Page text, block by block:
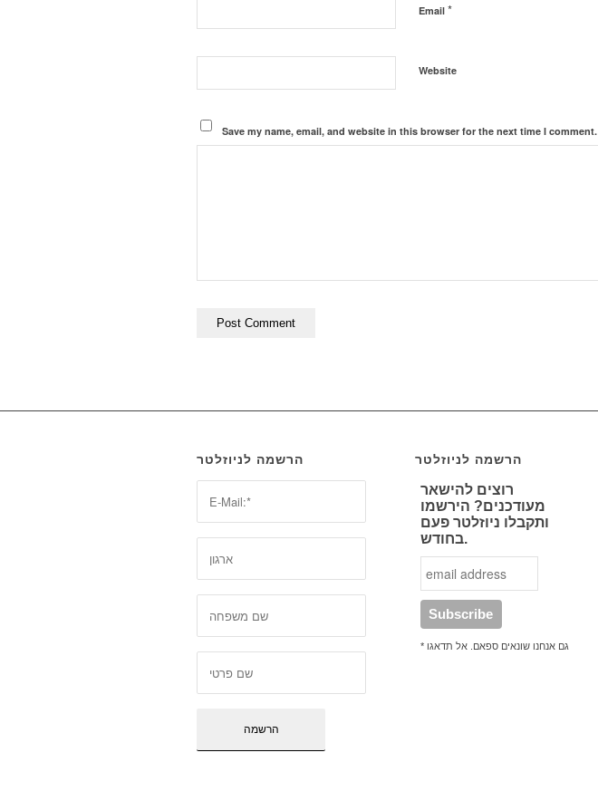
Email *
Website
Save my name, email, and website in this browser for the next time I comment.
הרשמה לניוזלטר הרשמה לניוזלטר
רוצים להישאר
מעודכנים? הירשמו
ותקבלו ניוזלטר פעם
בחודש.
* גם אנחנו שונאים ספאם. אל תדאגו